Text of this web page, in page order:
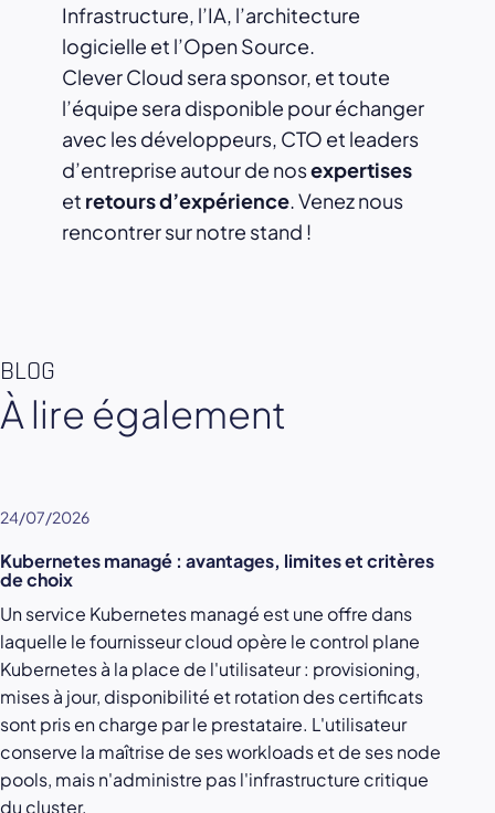
Infrastructure, l’IA, l’architecture
logicielle et l’Open Source.
Clever Cloud sera sponsor, et toute
l’équipe sera disponible pour échanger
avec les développeurs, CTO et leaders
d’entreprise autour de nosexpertises
et retours d’expérience. Venez nous
rencontrer sur notre stand !
BLOG
À lire également
24/07/2026
Kubernetes managé : avantages, limites et critères
de choix
Un service Kubernetes managé est une offre dans
laquelle le fournisseur cloud opère le control plane
Kubernetes à la place de l'utilisateur : provisioning,
mises à jour, disponibilité et rotation des certificats
sont pris en charge par le prestataire. L'utilisateur
conserve la maîtrise de ses workloads et de ses node
pools, mais n'administre pas l'infrastructure critique
du cluster.